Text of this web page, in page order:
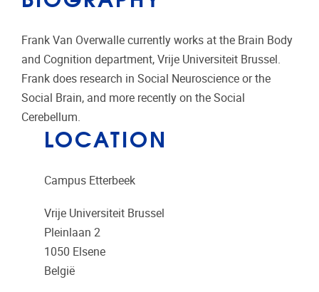
Frank Van Overwalle currently works at the Brain Body
and Cognition department, Vrije Universiteit Brussel.
Frank does research in Social Neuroscience or the
Social Brain, and more recently on the Social
Cerebellum.
LOCATION
Campus Etterbeek
Vrije Universiteit Brussel
Pleinlaan 2
1050 Elsene
België